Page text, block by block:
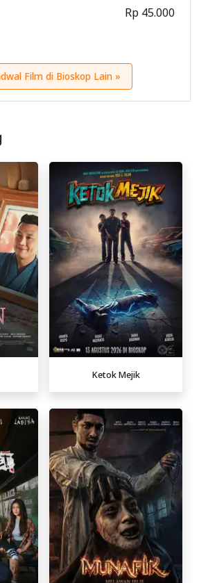
Rp 45.000
Film di Bioskop Lain »
Ketok Mejik